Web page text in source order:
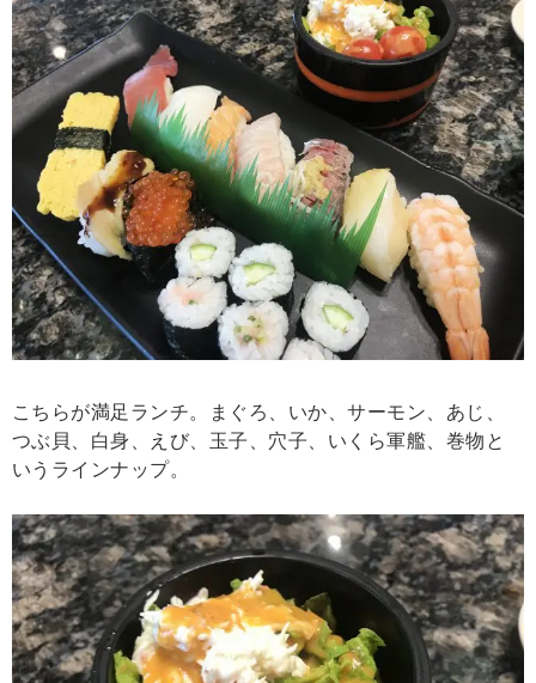
こちらが満足ランチ。まぐろ、いか、サーモン、あじ、
つぶ貝、白身、えび、玉子、穴子、いくら軍艦、巻物と
いうラインナップ。